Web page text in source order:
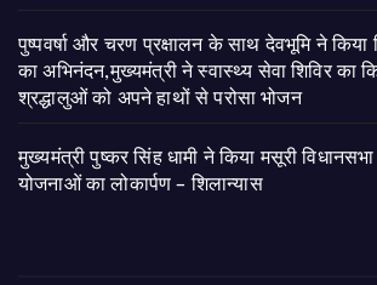
पुष्पवर्षा और चरण प्रक्षालन के साथ देवभूमि ने किया
का अभिनंदन,मुख्यमंत्री ने स्वास्थ्य सेवा शिविर का
श्रद्धालुओं को अपने हाथों से परोसा भोजन
मुख्यमंत्री पुष्कर सिंह धामी ने किया मसूरी विधानसभा
योजनाओं का लोकार्पण – शिलान्यास